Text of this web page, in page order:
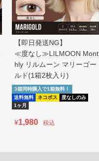
【即日発送NG】
≪度なし≫LILMOON Mont
hly リルムーン マリーゴー
ルド(1箱2枚入り)
送料無料 ネコポス
度なしのみ
1ヶ月
3箱同時購入で1箱無料！
¥1,980 税込